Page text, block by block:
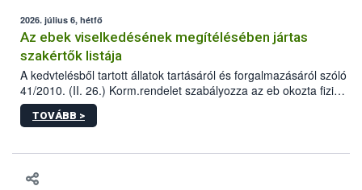
2026. július 6, hétfő
Az ebek viselkedésének megítélésében jártas
szakértők listája
A kedvtelésből tartott állatok tartásáról és forgalmazásáról szóló
41/2010. (II. 26.) Korm.rendelet szabályozza az eb okozta fizikai
sérülés, illetve ennek veszélye keletkezésekor felmerülő
hatósági feladatokat, valamint a veszélyes eb tartását és annak
vonni az ebek viselkedésének megítélésében jártas szakértőt.
TOVÁBB >